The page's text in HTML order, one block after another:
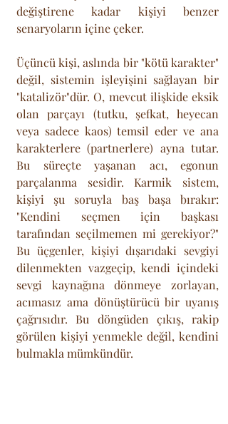
değiştirene kadar kişiyi benzer
senaryoların içine çeker.
Üçüncü kişi, aslında bir "kötü karakter"
değil, sistemin işleyişini sağlayan bir
"katalizör"dür. O, mevcut ilişkide eksik
olan parçayı (tutku, şefkat, heyecan
veya sadece kaos) temsil eder ve ana
karakterlere (partnerlere) ayna tutar.
Bu süreçte yaşanan acı, egonun
parçalanma sesidir. Karmik sistem,
kişiyi şu soruyla baş başa bırakır:
"Kendini seçmen için başkası
tarafından seçilmemen mi gerekiyor?"
Bu üçgenler, kişiyi dışarıdaki sevgiyi
dilenmekten vazgeçip, kendi içindeki
sevgi kaynağına dönmeye zorlayan,
acımasız ama dönüştürücü bir uyanış
çağrısıdır. Bu döngüden çıkış, rakip
görülen kişiyi yenmekle değil, kendini
bulmakla mümkündür.